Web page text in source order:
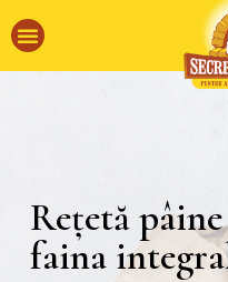
Rețetă
faina